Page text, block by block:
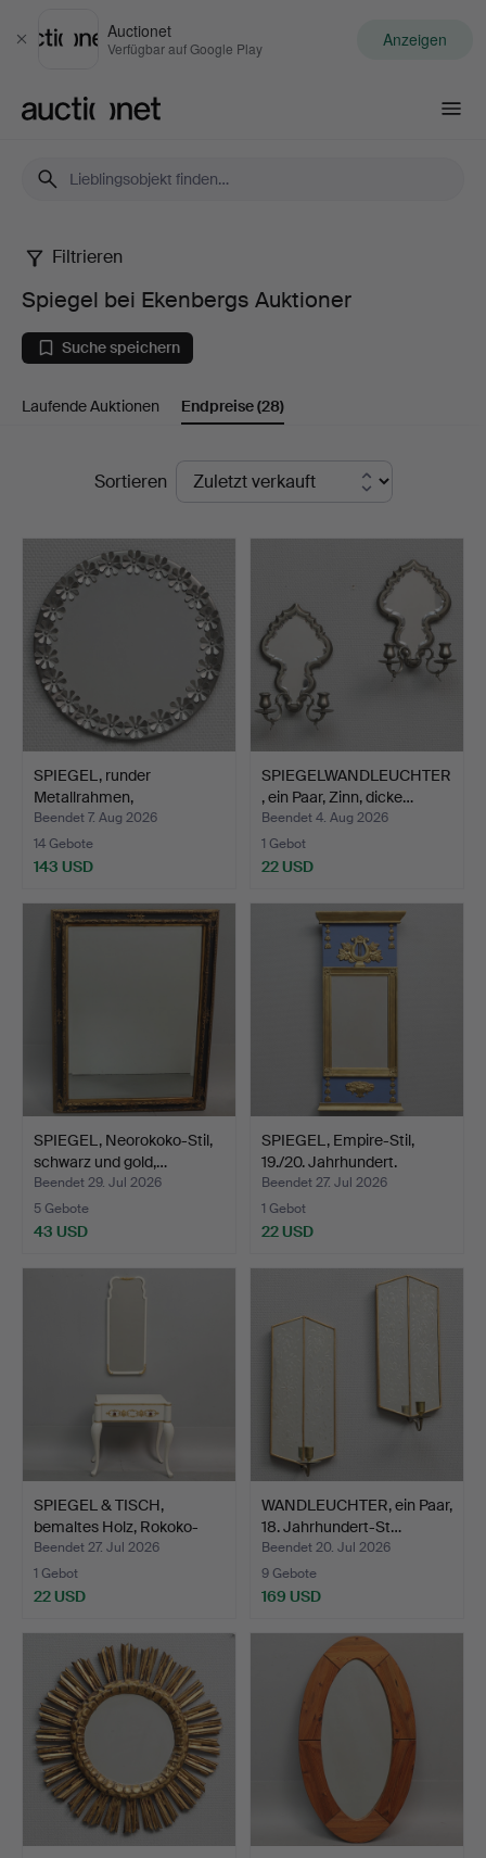
Schließen
Auctionet
Verfügbar auf Google Play Anzeigen
Spiegel
bei
Ekenbergs
Auktioner
Filtrieren
Spiegel bei Ekenbergs Auktioner
Suche speichern
Laufende Auktionen Endpreise(28)
EndpreiseSortieren
SPIEGEL, runder
Metallrahmen,
Landstingets…
Beendet 7. Aug 2026
14 Gebote
143 USD
SPIEGELWANDLEUCHTER
, ein Paar, Zinn, dicke…
Beendet 4. Aug 2026
1 Gebot
22 USD
SPIEGEL, Neorokoko-Stil,
schwarz und gold,…
Beendet 29. Jul 2026
5 Gebote
43 USD
SPIEGEL, Empire-Stil,
19./20. Jahrhundert.
Beendet 27. Jul 2026
1 Gebot
22 USD
SPIEGEL & TISCH,
bemaltes Holz, Rokoko-
Sti…
Beendet 27. Jul 2026
1 Gebot
22 USD
WANDLEUCHTER, ein Paar,
18. Jahrhundert-St…
Beendet 20. Jul 2026
9 Gebote
169 USD